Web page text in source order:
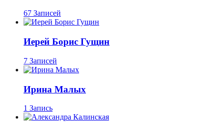
67 Записей
Иерей Борис Гущин
7 Записей
Ирина Малых
1 Запись